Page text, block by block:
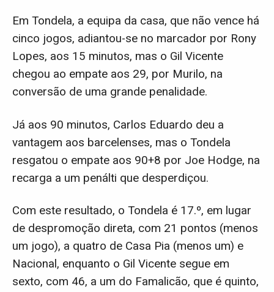
Em Tondela, a equipa da casa, que não vence há
cinco jogos, adiantou-se no marcador por Rony
Lopes, aos 15 minutos, mas o Gil Vicente
chegou ao empate aos 29, por Murilo, na
conversão de uma grande penalidade.
Já aos 90 minutos, Carlos Eduardo deu a
vantagem aos barcelenses, mas o Tondela
resgatou o empate aos 90+8 por Joe Hodge, na
recarga a um penálti que desperdiçou.
Com este resultado, o Tondela é 17.º, em lugar
de despromoção direta, com 21 pontos (menos
um jogo), a quatro de Casa Pia (menos um) e
Nacional, enquanto o Gil Vicente segue em
sexto, com 46, a um do Famalicão, que é quinto,